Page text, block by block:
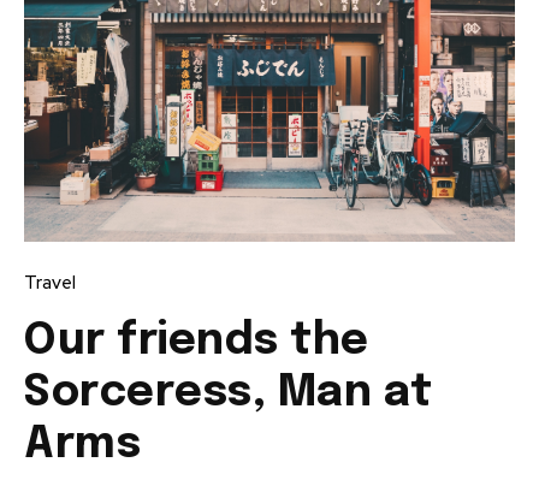
Travel
Our friends the
Sorceress, Man at
Arms